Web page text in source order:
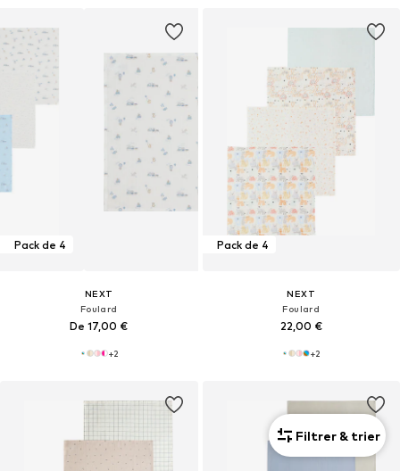
Pack de 4
NEXT
Foulard
De 17,00 €
+2
Pack de 4
NEXT
Foulard
22,00 €
+2
Filtrer & trier